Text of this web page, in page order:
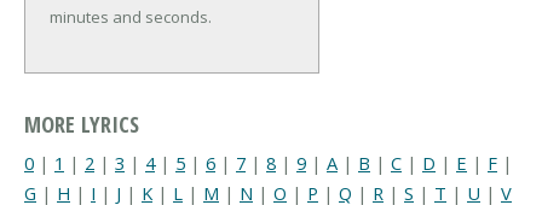
minutes and seconds.
MORE LYRICS
0 | 1 | 2 | 3 | 4| 5 | 6 | 7 | 8 | 9 | A | B | C | D | E | F |
G | H | I | J | K | L | M | N | O | P | Q | R | S | T | U | V